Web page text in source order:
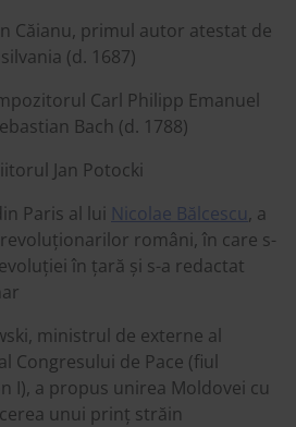
Căianu, primul autor atestat de
(d. 1687)
Carl Philipp Emanuel
Bach (d. 1788)
Jan Potocki
Paris al lui Nicolae Bălcescu, a
români, în care s-
în țară și s-a redactat
ministrul de externe al
Congresului de Pace (fiul
I), a propus unirea Moldovei cu
unui prinț străin